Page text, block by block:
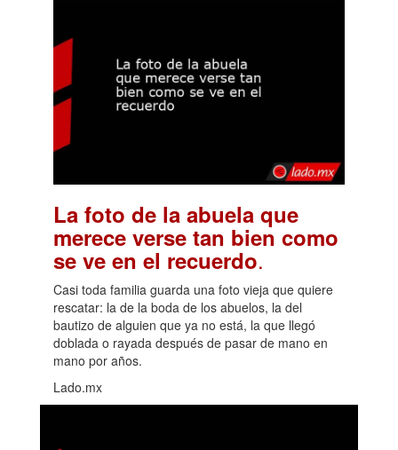
La foto de la abuela que
merece verse tan bien como
se ve en el recuerdo.
Casi toda familia guarda una foto vieja que quiere
rescatar: la de la boda de los abuelos, la del
bautizo de alguien que ya no está, la que llegó
doblada o rayada después de pasar de mano en
mano por años.
Lado.mx